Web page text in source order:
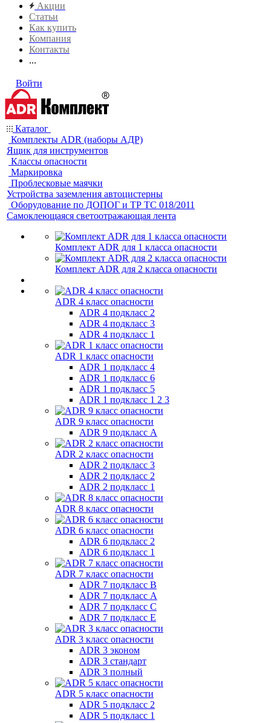
Акции
Статьи
Как купить
Компания
Контакты
...
Войти
Каталог
Комплекты ADR (наборы АДР)
Ящик для инструментов
Классы опасности
Маркировка
Проблесковые маячки
Устройства заземления автоцистерны
Оборудование по ДОПОГ и ТР ТС 018/2011
Самоклеющаяся светоотражающая лента
Комплект ADR для 1 класса опасности
Комплект ADR для 2 класса опасности
ADR 4 класс опасности
ADR 4 подкласс 2
ADR 4 подкласс 3
ADR 4 подкласс 1
ADR 1 класс опасности
ADR 1 подкласс 4
ADR 1 подкласс 6
ADR 1 подкласс 5
ADR 1 подкласс 1 2 3
ADR 9 класс опасности
ADR 9 подкласс A
ADR 2 класс опасности
ADR 2 подкласс 3
ADR 2 подкласс 2
ADR 2 подкласс 1
ADR 8 класс опасности
ADR 6 класс опасности
ADR 6 подкласс 2
ADR 6 подкласс 1
ADR 7 класс опасности
ADR 7 подкласс B
ADR 7 подкласс A
ADR 7 подкласс C
ADR 7 подкласс E
ADR 3 класс опасности
ADR 3 эконом
ADR 3 стандарт
ADR 3 полный
ADR 5 класс опасности
ADR 5 подкласс 2
ADR 5 подкласс 1